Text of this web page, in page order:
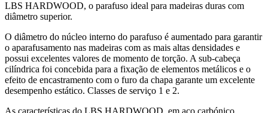
LBS HARDWOOD, o parafuso ideal para madeiras duras com
diâmetro superior.
O diâmetro do núcleo interno do parafuso é aumentado para garantir
o aparafusamento nas madeiras com as mais altas densidades e
possui excelentes valores de momento de torção. A sub-cabeça
cilíndrica foi concebida para a fixação de elementos metálicos e o
efeito de encastramento com o furo da chapa garante um excelente
desempenho estático. Classes de serviço 1 e 2.